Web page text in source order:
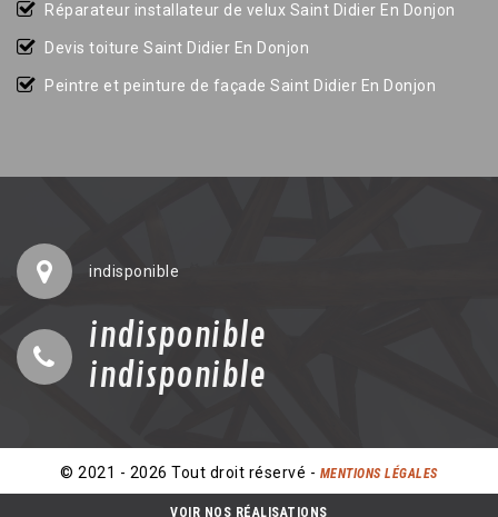
Réparateur installateur de velux Saint Didier En Donjon
Devis toiture Saint Didier En Donjon
Peintre et peinture de façade Saint Didier En Donjon
indisponible
indisponible
indisponible
© 2021 - 2026 Tout droit réservé - MENTIONS LÉGALES
VOIR NOS RÉALISATIONS